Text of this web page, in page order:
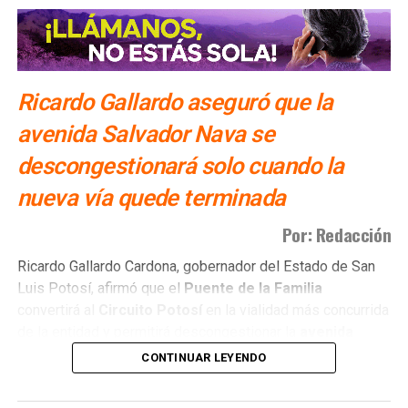
Ricardo Gallardo aseguró que la
avenida Salvador Nava se
descongestionará solo cuando la
nueva vía quede terminada
Por: Redacción
Ricardo Gallardo Cardona, gobernador del Estado de San
Luis Potosí, afirmó que el Puente de la Familia
CONTINUAR LEYENDO